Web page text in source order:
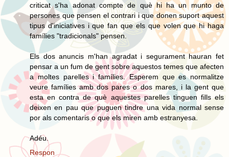
criticat s'ha adonat compte de què hi ha un munto de
persones que pensen el contrari i que donen suport aquest
tipus d'iniciatives i que fan que els que volen que hi haga
famílies "tradicionals" pensen.
Els dos anuncis m'han agradat i segurament hauran fet
pensar a un fum de gent sobre aquestos temes que afecten
a moltes parelles i famílies. Esperem que es normalitze
veure famílies amb dos pares o dos mares, i la gent que
esta en contra de què aquestes parelles tinguen fills els
deixen en pau que puguen tindre una vida normal sense
por als comentaris o que els miren amb estranyesa.
Adéu.
Respon